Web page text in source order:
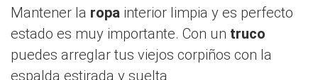
Mantener la ropa interior limpia y es perfecto
estado es muy importante. Con un truco
puedes arreglar tus viejos corpiños con la
espalda estirada y suelta